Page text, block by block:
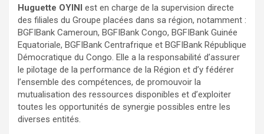
Huguette OYINI est en charge de la supervision directe
des filiales du Groupe placées dans sa région, notamment :
BGFIBank Cameroun, BGFIBank Congo, BGFIBank Guinée
Equatoriale, BGFIBank Centrafrique et BGFIBank République
Démocratique du Congo. Elle a la responsabilité d’assurer
le pilotage de la performance de la Région et d’y fédérer
l’ensemble des compétences, de promouvoir la
mutualisation des ressources disponibles et d’exploiter
toutes les opportunités de synergie possibles entre les
diverses entités.